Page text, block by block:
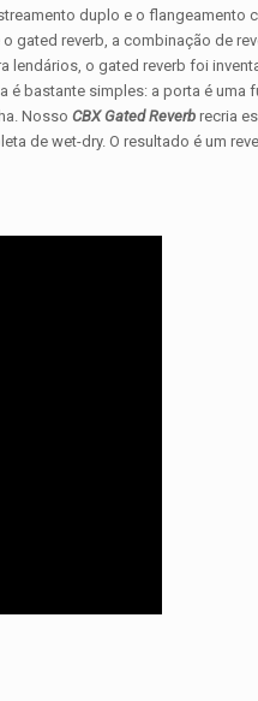
duplo e o
reverb, a combinação de
lendários, o gated reverb foi
bastante simples: a porta é uma
Nosso CBX Gated Reverb recria
de wet-dry. O resultado é um